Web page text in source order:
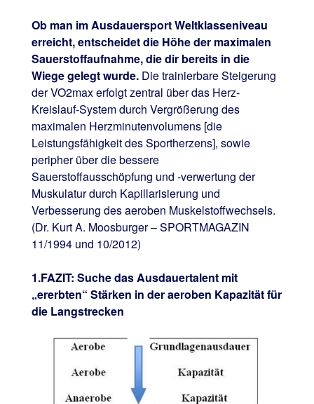
Ob man im Ausdauersport Weltklasseniveau
erreicht, entscheidet die Höhe der maximalen
Sauerstoffaufnahme, die dir bereits in die
Wiege gelegt wurde.Die trainierbare Steigerung
der VO2max erfolgt zentral über das Herz-
Kreislauf-System durch Vergrößerung des
maximalen Herzminutenvolumens [die
Leistungsfähigkeit des Sportherzens], sowie
peripher über die bessere
Sauerstoffausschöpfung und -verwertung der
Muskulatur durch Kapillarisierung und
Verbesserung des aeroben Muskelstoffwechsels.
(Dr. Kurt A. Moosburger – SPORTMAGAZIN
11/1994 und 10/2012)
1.FAZIT: Suche das Ausdauertalent mit
„ererbten“ Stärken in der aeroben Kapazität für
die Langstrecken